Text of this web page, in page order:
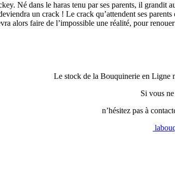
Né dans le haras tenu par ses parents, il
un crack ! Le crack qu’attendent ses
alors faire de l’impossible une réalité, pour
Le stock de la Bouquinerie en Ligne
Si vous
n’hésitez pas à